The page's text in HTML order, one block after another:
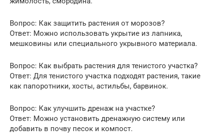
Вопрос: Как защитить растения от морозов?
Ответ: Можно использовать укрытие из лапника,
мешковины или специального укрывного материала.
Вопрос: Как выбрать растения для тенистого участка?
Ответ: Для тенистого участка подходят растения, такие
как папоротники, хосты, астильбы, барвинок.
Вопрос: Как улучшить дренаж на участке?
Ответ: Можно установить дренажную систему или
добавить в почву песок и компост.